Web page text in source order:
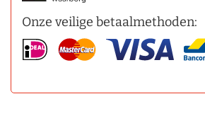
Onze veilige betaalmethoden: